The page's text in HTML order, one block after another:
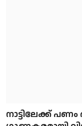
നാട്ടിലേക്ക്